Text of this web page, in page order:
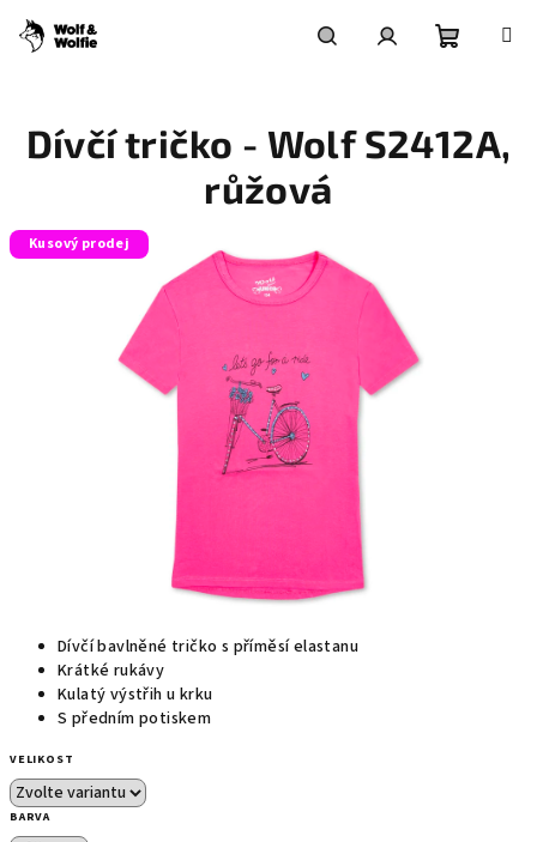
obsah
košík
Dívčí bavlněné tričko s příměsí elastanu
Krátké rukávy
Kulatý výstřih u krku
S předním potiskem
VELIKOST
BARVA
Dívčí tričko - Wolf S2412A,
růžová
Kusový prodej